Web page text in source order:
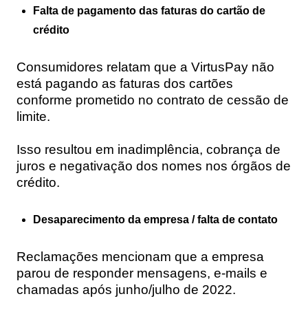
Falta de pagamento das faturas do cartão de
crédito
Consumidores relatam que a VirtusPay não
está pagando as faturas dos cartões
conforme prometido no contrato de cessão de
limite.
Isso resultou em inadimplência, cobrança de
juros e negativação dos nomes nos órgãos de
crédito.
Desaparecimento da empresa / falta de contato
Reclamações mencionam que a empresa
parou de responder mensagens, e-mails e
chamadas após junho/julho de 2022.